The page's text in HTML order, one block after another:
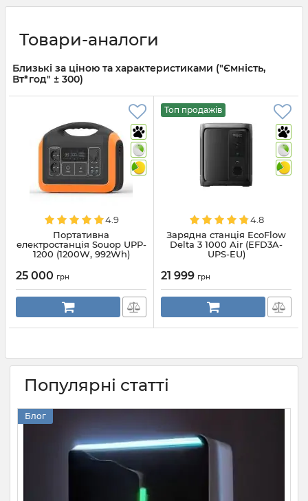
Товари-аналоги
Близькі за ціною та характеристиками ("Ємність,
Вт*год" ± 300)
4.9
Портативна
електростанція Souop UPP-
1200 (1200W, 992Wh)
25 000 грн
Топ продажів
4.8
Зарядна станція EcoFlow
Delta 3 1000 Air (EFD3A-
UPS-EU)
21 999 грн
Популярні статті
Блог